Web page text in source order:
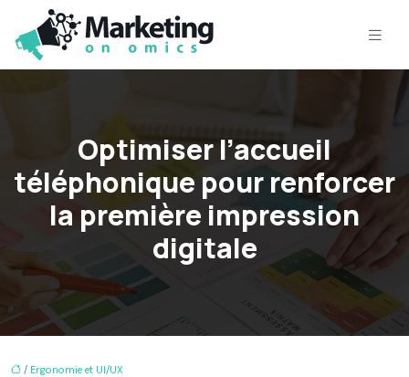
Optimiser l’accueil
téléphonique pour renforcer
la première impression
digitale
/ Ergonomie et UI/UX